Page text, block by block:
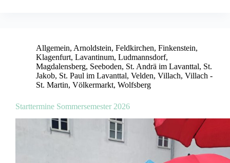
Allgemein, Arnoldstein, Feldkirchen, Finkenstein,
Klagenfurt, Lavantinum, Ludmannsdorf,
Magdalensberg, Seeboden, St. Andrä im Lavanttal, St.
Jakob, St. Paul im Lavanttal, Velden, Villach, Villach -
St. Martin, Völkermarkt, Wolfsberg
Starttermine Sommersemester 2026